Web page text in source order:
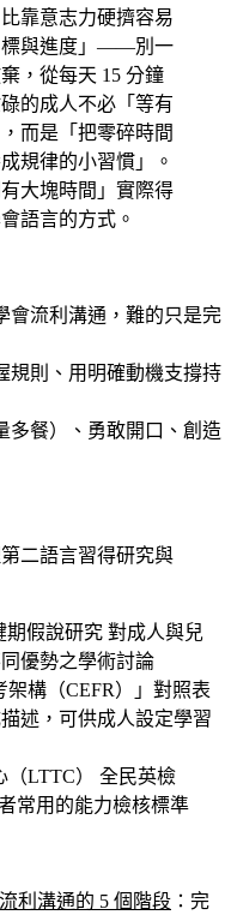
靠意志力硬擠容易
標與進度」——別一
，從每天 15 分鐘
的成人不必「等有
而是「把零碎時間
規律的小習慣」。
大塊時間」實際得
語言的方式。
會流利溝通，難的只是完
規則、用明確動機支撐持
多餐）、勇敢開口、創造
二語言習得研究與
期假說研究 對成人與兒
優勢之學術討論
構（CEFR）」對照表
述，可供成人設定學習
LTTC）
全民英檢
常用的能力檢核標準
利溝通的 5 個階段 ：完